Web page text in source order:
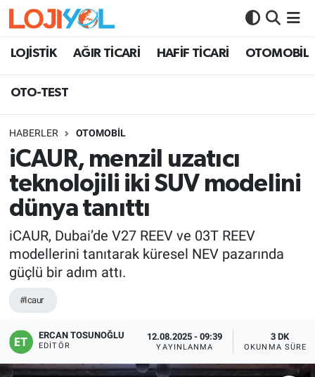
LOJİSTİK AĞIR TİCARİ HAFİF TİCARİ OTOMOBİL
OTO-TEST
HABERLER OTOMOBİL
iCAUR, menzil uzatıcı
teknolojili iki SUV modelini
dünya tanıttı
iCAUR, Dubai’de V27 REEV ve 03T REEV
modellerini tanıtarak küresel NEV pazarında
güçlü bir adım attı.
#Icaur
ERCAN TOSUNOĞLU
EDITÖR
12.08.2025 - 09:39
YAYINLANMA
3 DK
OKUNMA SÜRESI
OTO-TEST